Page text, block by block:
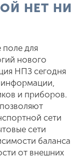
НЕТ НИ
для
нового
НПЗ сегодня
информации,
и приборов.
сети
сети
баланса
от внешних